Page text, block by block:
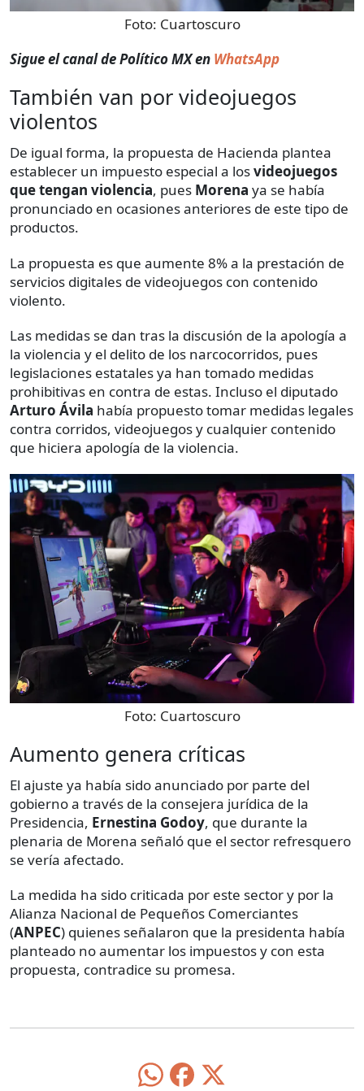
Foto: Cuartoscuro
Sigue el canal de Político MX en WhatsApp
También van por videojuegos
violentos
De igual forma, la propuesta de Hacienda plantea
establecer un impuesto especial a losvideojuegos
que tengan violencia, pues Morena ya se había
pronunciado en ocasiones anteriores de este tipo de
productos.
La propuesta es que aumente 8% a la prestación de
servicios digitales de videojuegos con contenido
violento.
Las medidas se dan tras la discusión de la apología a
la violencia y el delito de los narcocorridos, pues
legislaciones estatales ya han tomado medidas
prohibitivas en contra de estas. Incluso el diputado
Arturo Ávila había propuesto tomar medidas legales
contra corridos, videojuegos y cualquier contenido
que hiciera apología de la violencia.
Foto: Cuartoscuro
Aumento genera críticas
El ajuste ya había sido anunciado por parte del
gobierno a través de la consejera jurídica de la
Presidencia, Ernestina Godoy, que durante la
plenaria de Morena señaló que el sector refresquero
se vería afectado.
La medida ha sido criticada por este sector y por la
Alianza Nacional de Pequeños Comerciantes
(ANPEC) quienes señalaron que la presidenta había
planteado no aumentar los impuestos y con esta
propuesta, contradice su promesa.